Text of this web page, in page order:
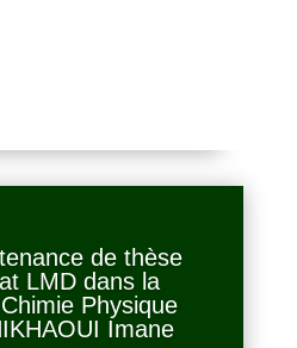
de thèse
LMD dans la
Physique
Imane